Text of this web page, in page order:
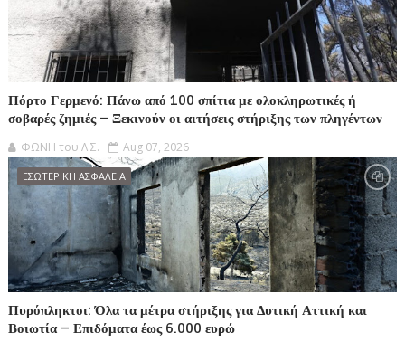
Πόρτο Γερμενό: Πάνω από 100 σπίτια με ολοκληρωτικές ή
σοβαρές ζημιές – Ξεκινούν οι αιτήσεις στήριξης των πληγέντων
ΦΩΝΗ του Λ.Σ. Aug 07, 2026
ΕΣΩΤΕΡΙΚΗ ΑΣΦΑΛΕΙΑ
Πυρόπληκτοι: Όλα τα μέτρα στήριξης για Δυτική Αττική και
Βοιωτία – Επιδόματα έως 6.000 ευρώ